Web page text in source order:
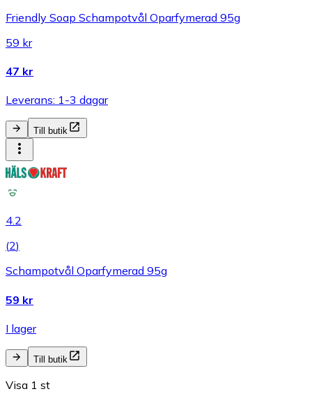
Friendly Soap Schampotvål Oparfymerad 95g
59 kr
47 kr
Leverans: 1-3 dagar
Till butik
4.2
(2)
Schampotvål Oparfymerad 95g
59 kr
I lager
Till butik
Visa 1 st